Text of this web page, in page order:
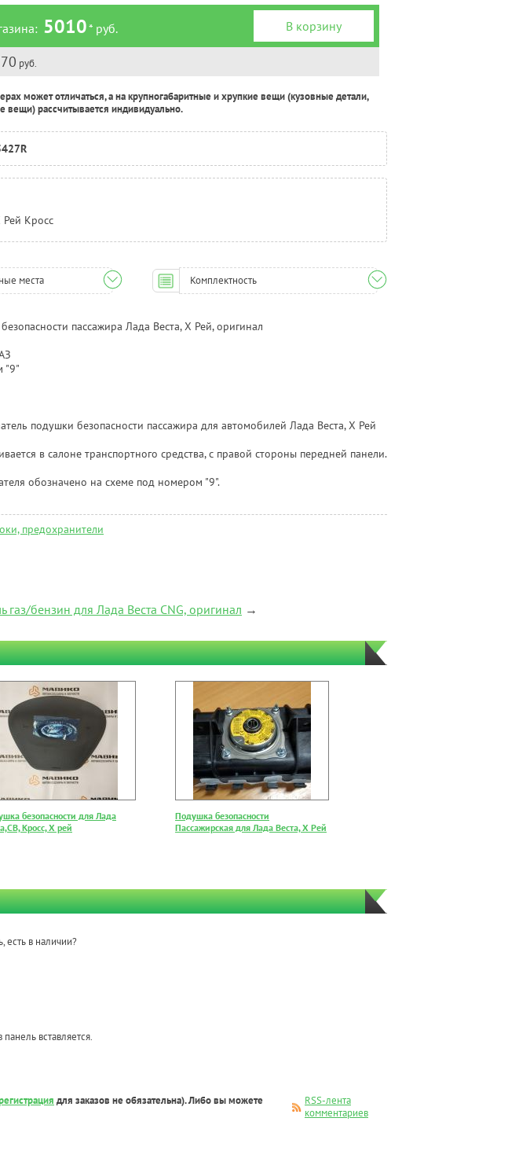
5010* руб. В корзину
руб.
может отличаться, а на крупногабаритные и хрупкие вещи (кузовные детали,
вещи) рассчитывается индивидуально.
Рей Кросс
места Комплектность
пассажира Лада Веста, Х Рей, оригинал
"9"
подушки безопасности пассажира для автомобилей Лада Веста, Х Рей
в салоне транспортного средства, с правой стороны передней панели.
обозначено на схеме под номером "9".
предохранители
газ/бензин для Лада Веста CNG, оригинал →
безопасности для Лада
Кросс, Х рей
Подушка безопасности
Пассажирская для Лада Веста, Х Рей
есть в наличии?
вставляется.
для заказов не обязательна). Либо вы можете
RSS-лента
комментариев